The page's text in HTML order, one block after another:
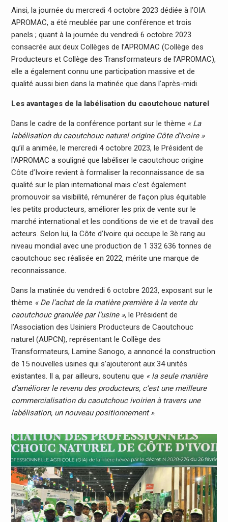
Ainsi, la journée du mercredi 4 octobre 2023 dédiée à l’OIA
APROMAC, a été meublée par une conférence et trois
panels ; quant à la journée du vendredi 6 octobre 2023
consacrée aux deux Collèges de l’APROMAC (Collège des
Producteurs et Collège des Transformateurs de l’APROMAC),
elle a également connu une participation massive et de
qualité aussi bien dans la matinée que dans l’après-midi.
Les avantages de la labélisation du caoutchouc naturel
Dans le cadre de la conférence portant sur le thème « La
labélisation du caoutchouc naturel origine Côte d’Ivoire »
qu’il a animée, le mercredi 4 octobre 2023, le Président de
l’APROMAC a souligné que labéliser le caoutchouc origine
Côte d’Ivoire revient à formaliser la reconnaissance de sa
qualité sur le plan international mais c’est également
promouvoir sa visibilité, rémunérer de façon plus équitable
les petits producteurs, améliorer les prix de vente sur le
marché international et les conditions de vie et de travail des
acteurs. Selon lui, la Côte d’Ivoire qui occupe le 3è rang au
niveau mondial avec une production de 1 332 636 tonnes de
caoutchouc sec réalisée en 2022, mérite une marque de
reconnaissance.
Dans la matinée du vendredi 6 octobre 2023, exposant sur le
thème « De l’achat de la matière première à la vente du
caoutchouc granulée par l’usine », le Président de
l’Association des Usiniers Producteurs de Caoutchouc
naturel (AUPCN), représentant le Collège des
Transformateurs, Lamine Sanogo, a annoncé la construction
de 15 nouvelles usines qui s’ajouteront aux 34 unités
existantes. Il a, par ailleurs, soutenu que « la seule manière
d’améliorer le revenu des producteurs, c’est une meilleure
commercialisation du caoutchouc ivoirien à travers une
labélisation, un nouveau positionnement ».